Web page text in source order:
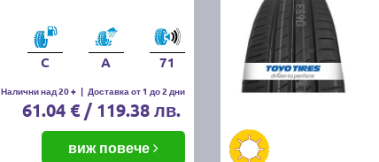
C A 71
Налични над 20 + | Доставка от 1 до 2 дни
61.04 € / 119.38 лв.
виж повече